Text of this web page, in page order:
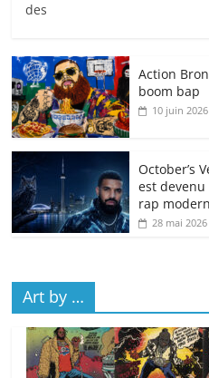
des
Action
boom bap
10 juin 2026
October’s
est
rap
28 mai 2026
Art by …